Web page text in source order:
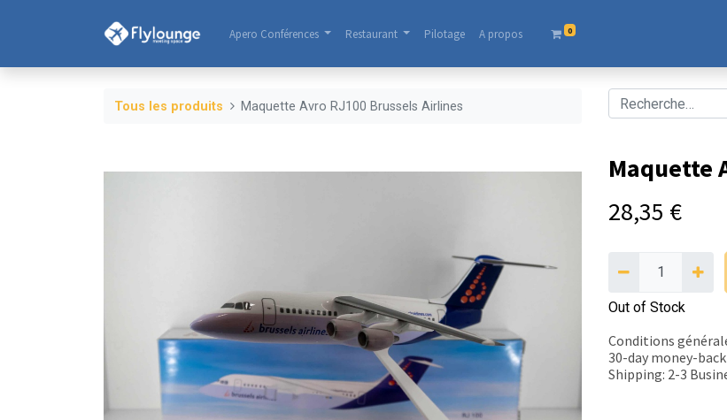
Apero Conférences Restaurant Pilotage A propos​ 0
Tous les produits Maquette Avro RJ100 Brussels Airlines
Maquette
28,35 €
Out of Stock
Conditions
30-day money-
Shipping: 2-3